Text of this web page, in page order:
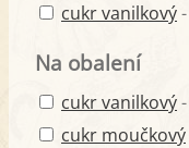
cukr vanilkový
Na obalení
cukr vanilkový
cukr moučkový